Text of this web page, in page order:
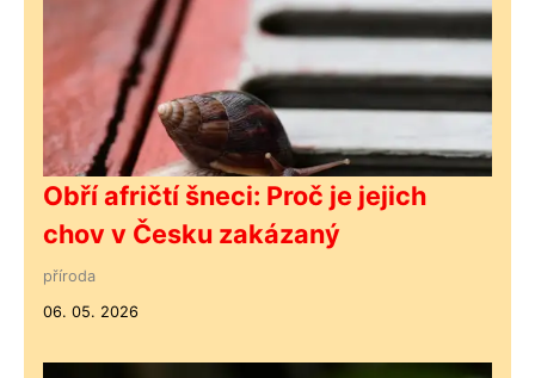
Obří afričtí šneci: Proč je jejich
chov v Česku zakázaný
příroda
06. 05. 2026